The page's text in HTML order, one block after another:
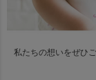
私たちの想いをぜひ